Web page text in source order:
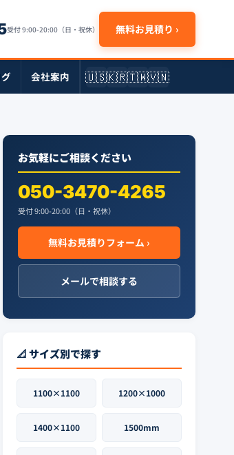
受付 9:00-20:00（日・祝休） 無料お見積り ›
会社案内 🇺🇸🇰🇷🇹🇼🇻🇳
お気軽にご相談ください
050-3470-4265
受付 9:00-20:00（日・祝休）
無料お見積りフォーム ›
メールで相談する
📐 サイズ別で探す
1100×1100 1200×1000
1400×1100 1500mm